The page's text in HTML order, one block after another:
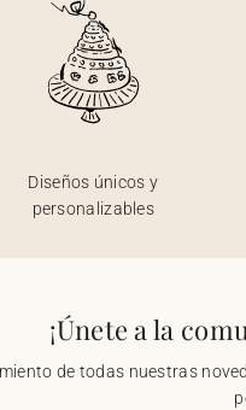
Diseños únicos y
personalizables
¡Únete a la
de todas nuestras